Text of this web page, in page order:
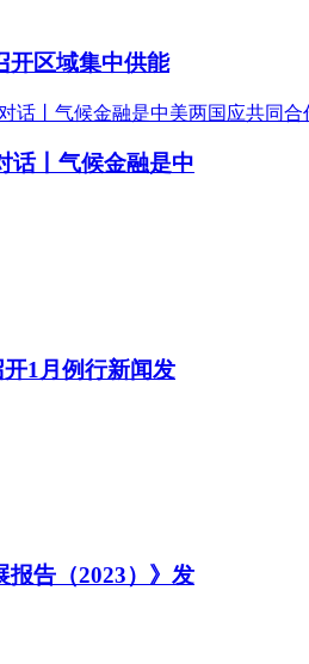
开区域集中供能
话丨气候金融是中
1月例行新闻发
报告（2023）》发